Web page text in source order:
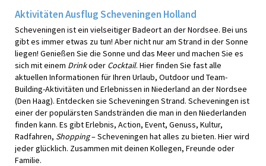
Aktivitäten Ausflug Scheveningen Holland
Scheveningen ist ein vielseitiger Badeort an der Nordsee. Bei uns
gibt es immer etwas zu tun! Aber nicht nur am Strand in der Sonne
liegen! Genießen Sie die Sonne und das Meer und machen Sie es
sich mit einem Drinkoder Cocktail. Hier finden Sie fast alle
aktuellen Informationen für Ihren Urlaub, Outdoor und Team-
Building-Aktivitäten und Erlebnissen in Niederland an der Nordsee
(Den Haag). Entdecken sie Scheveningen Strand. Scheveningen ist
einer der populärsten Sandstränden die man in den Niederlanden
finden kann. Es gibt Erlebnis, Action, Event, Genuss, Kultur,
Radfahren, Shopping– Scheveningen hat alles zu bieten. Hier wird
jeder glücklich. Zusammen mit deinen Kollegen, Freunde oder
Familie.